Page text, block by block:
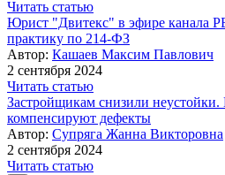
Читать статью
Юрист "Двитекс" в эфире канала
практику по 214-ФЗ
Автор: Кашаев Максим Павлович
2 сентября 2024
Читать статью
Застройщикам снизили неустойки.
компенсируют дефекты
Автор: Супряга Жанна Викторовна
2 сентября 2024
Читать статью